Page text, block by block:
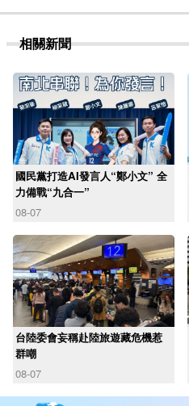
相關新聞
國民黨打造AI發言人“鄭小文” 全
力備戰“九合一”
08-07
台陸委會妄稱赴陸旅遊藏危機惹
群嘲
08-07